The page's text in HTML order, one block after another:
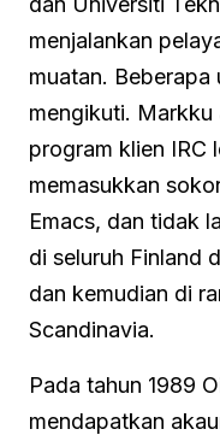
menjalankan
muatan. Beberapa
mengikuti. Markku
program klien IRC
memasukkan
Emacs, dan tidak
di seluruh Finland
dan kemudian di
Scandinavia.
Pada tahun 1989
mendapatkan